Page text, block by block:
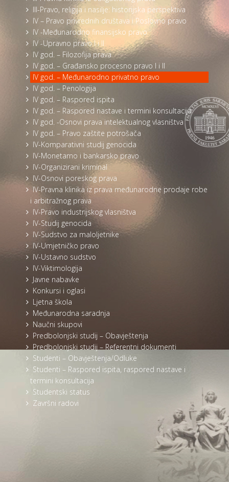
III-Pravo, religija i nasilje: historijska perspektiva
IV – Pravo privrednih društava i Poslovno pravo
IV -Međunarodno finansijsko pravo
IV -Upravno pravo I i II
IV god. – Filozofija prava
IV god. – Građansko procesno pravo I i II
IV god. – Međunarodno privatno pravo
IV god. – Penologija
IV god. – Raspored ispita
IV god. – Raspored nastave i termini konsultacija
IV god. -Osnovi prava intelektualnog vlasništva
IV god. – Pravo zaštite potrošača
IV-Komparativni studij genocida
IV-Monetarno i bankarsko pravo
IV-Organizirani kriminal
IV-Osnovi poreskog prava
IV-Pravna klinika iz prava međunarodne prodaje robe
i arbitražnog prava
IV-Pravo industrijskog vlasništva
IV-Studij genocida
IV-Sudstvo za maloljetnike
IV-Umjetničko pravo
IV-Ustavno sudstvo
IV-Viktimologija
Javne nabavke
Konkursi i oglasi
Ljetna škola
Međunarodna saradnja
Naučni skupovi
Predbolonjski studij – Obavještenja
Predbolonjski studij – Referentni dokumenti
Studenti – Obavještenja/Odluke
Studenti – Raspored ispita, raspored nastave i
termini konsultacija
Studentski status
Završni radovi